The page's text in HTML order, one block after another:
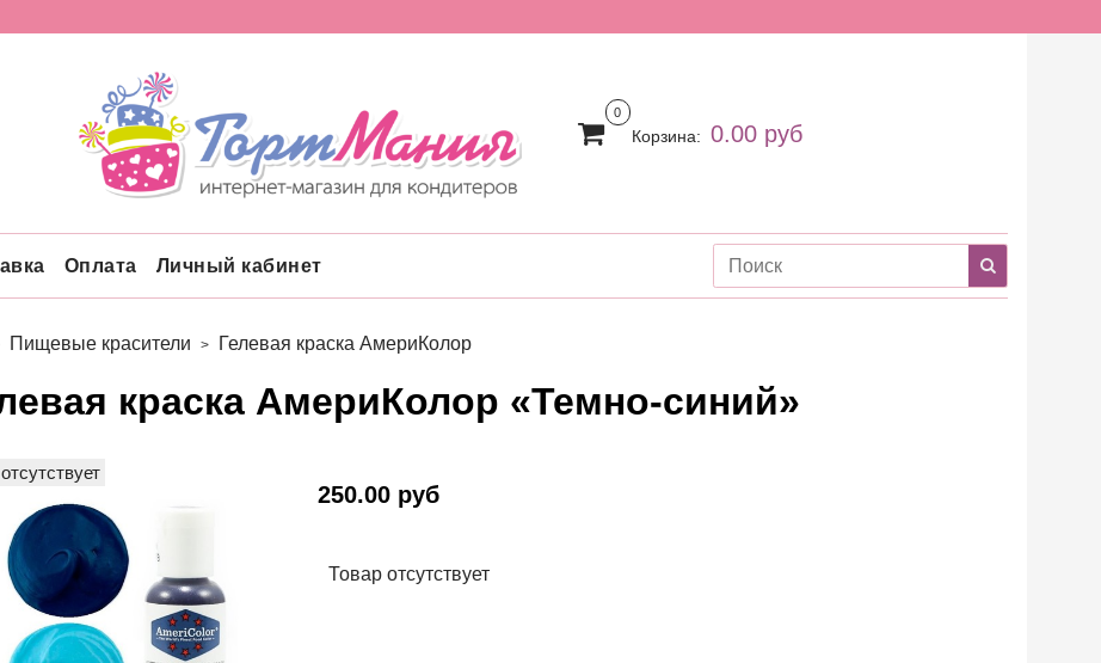
0
Корзина: 0.00 руб
Оплата Личный кабинет
Пищевые красители Гелевая краска АмериКолор
краска АмериКолор «Темно-синий»
250.00 руб
Товар отсутствует